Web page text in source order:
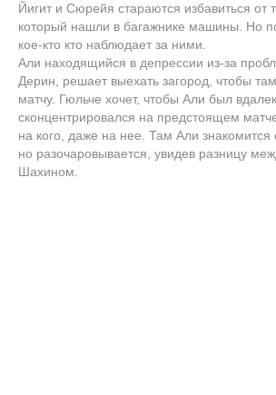
Йигит и Сюрейя стараются избавиться от
который нашли в багажнике машины. Но
кое-кто кто наблюдает за ними.
Али находящийся в депрессии из-за
Дерин, решает выехать загород, чтобы там
матчу. Гюльче хочет, чтобы Али был
сконцентрировался на предстоящем
на кого, даже на нее. Там Али
но разочаровывается, увидев разницу
Шахином.